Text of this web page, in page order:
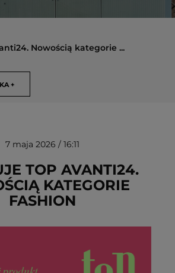
Nowością kategorie ...
+
7 maja 2026 / 16:11
TOP AVANTI24.
KATEGORIE
FASHION